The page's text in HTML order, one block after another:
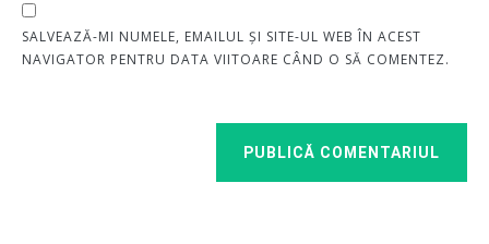
SALVEAZĂ-MI NUMELE, EMAILUL ȘI SITE-UL WEB ÎN ACEST
NAVIGATOR PENTRU DATA VIITOARE CÂND O SĂ COMENTEZ.
PUBLICĂ COMENTARIUL